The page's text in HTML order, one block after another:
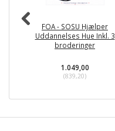
FOA - SOSU Hjælper
Uddannelses Hue Inkl. 3
broderinger
1.049,00
(839,20)